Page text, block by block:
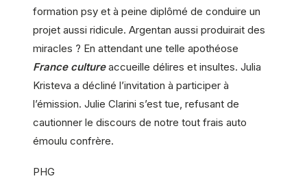
formation psy et à peine diplômé de conduire un
projet aussi ridicule. Argentan aussi produirait des
miracles ? En attendant une telle apothéose
France culture accueille délires et insultes. Julia
Kristeva a décliné l’invitation à participer à
l’émission. Julie Clarini s’est tue, refusant de
cautionner le discours de notre tout frais auto
émoulu confrère.
PHG